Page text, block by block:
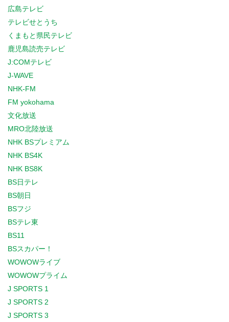
広島テレビ
テレビせとうち
くまもと県民テレビ
鹿児島読売テレビ
J:COMテレビ
J-WAVE
NHK-FM
FM yokohama
文化放送
MRO北陸放送
NHK BSプレミアム
NHK BS4K
NHK BS8K
BS日テレ
BS朝日
BSフジ
BSテレ東
BS11
BSスカパー！
WOWOWライブ
WOWOWプライム
J SPORTS 1
J SPORTS 2
J SPORTS 3